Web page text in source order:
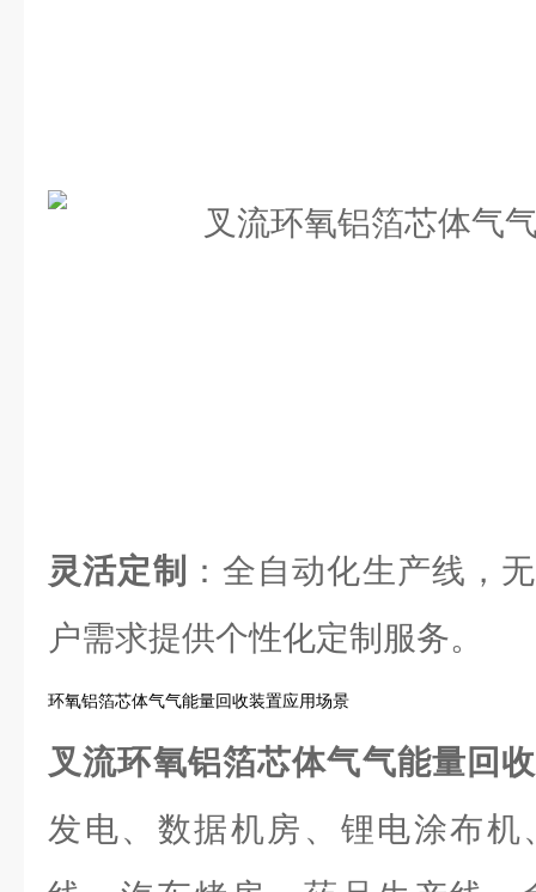
灵活定制
：全自动化生产线，
户需求提供个性化定制服务。
环氧铝箔芯体气气能量回收装置应用场景
叉流环氧铝箔芯体气气能量回
发电、数据机房、锂电涂布